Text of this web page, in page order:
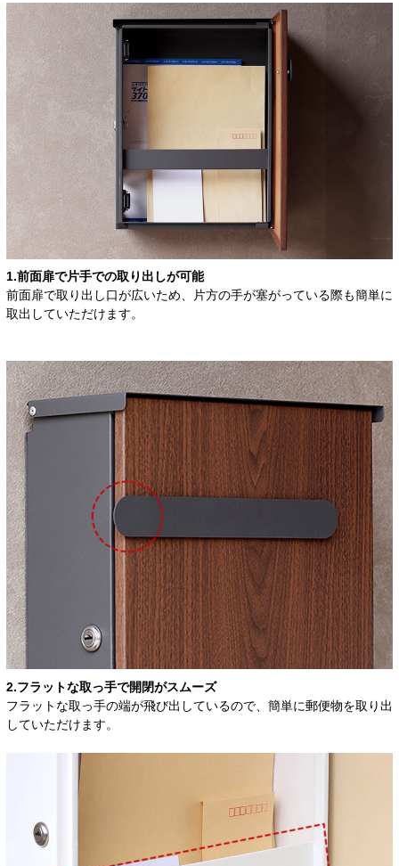
1.前面扉で片手での取り出しが可能
前面扉で取り出し口が広いため、片方の手が塞がっている際も簡単に
取出していただけます。
2.フラットな取っ手で開閉がスムーズ
フラットな取っ手の端が飛び出しているので、簡単に郵便物を取り出
していただけます。